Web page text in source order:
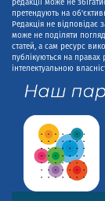
редакції може не
претендують на
Редакція не відповідає
може не поділяти
статей, а сам ресурс
публікуються на правах
інтелектуальною